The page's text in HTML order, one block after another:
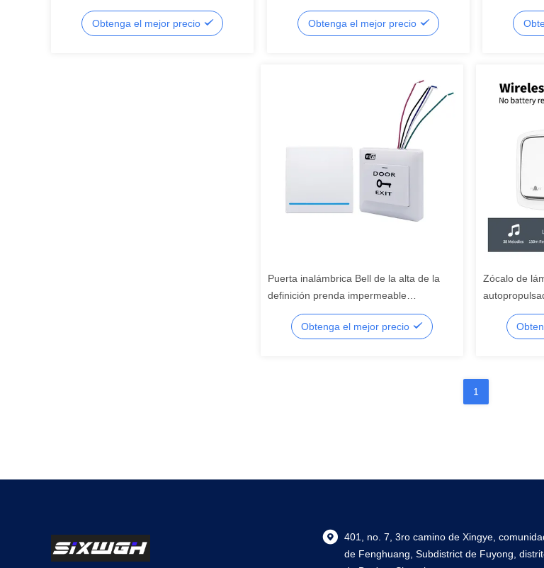
enchufe de la UE Reino Unido de los
E.E.U.U.Obtenga el mejor precio Obtenga el mejor precio
de llamada
Puerta inalámbrica Bell de la alta de la
definición prenda impermeable
impermeable inalámbrica del timbre los
300m
Obtenga el mejor precio
Zócalo de
teledirigido
del timbre
1
401, no. 7, 3ro camino de Xingye,
de Fenghuang, Subdistrict de Fuyong,